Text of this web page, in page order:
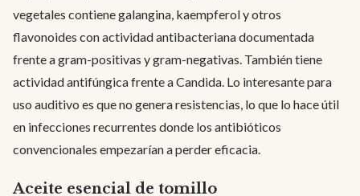
vegetales contiene galangina, kaempferol y otros
flavonoides con actividad antibacteriana documentada
frente a gram-positivas y gram-negativas. También tiene
actividad antifúngica frente a Candida. Lo interesante para
uso auditivo es que no genera resistencias, lo que lo hace útil
en infecciones recurrentes donde los antibióticos
convencionales empezarían a perder eficacia.
Aceite esencial de tomillo